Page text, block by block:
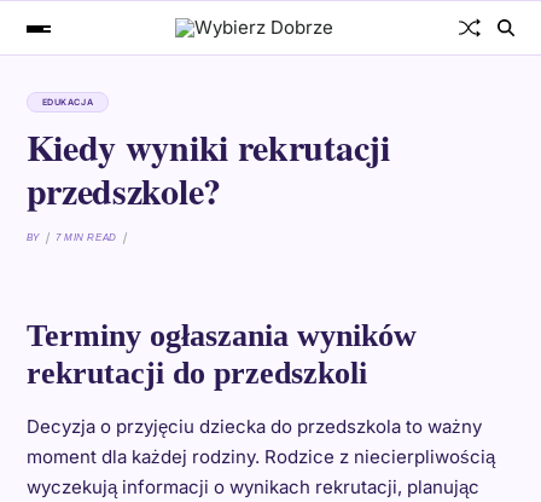
EDUKACJA
Kiedy wyniki rekrutacji
przedszkole?
BY 7 MIN READ
Terminy ogłaszania wyników
rekrutacji do przedszkoli
Decyzja o przyjęciu dziecka do przedszkola to ważny
moment dla każdej rodziny. Rodzice z niecierpliwością
wyczekują informacji o wynikach rekrutacji, planując